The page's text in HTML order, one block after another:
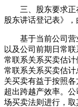
三、股东要求正
股东讲话登记表》，
基于当前公司营
以及公司前期日常
常联系关系买卖估
常联系关系买卖估计
关买卖有益于按照
超出跨越产效率。
场买卖法则进行，取